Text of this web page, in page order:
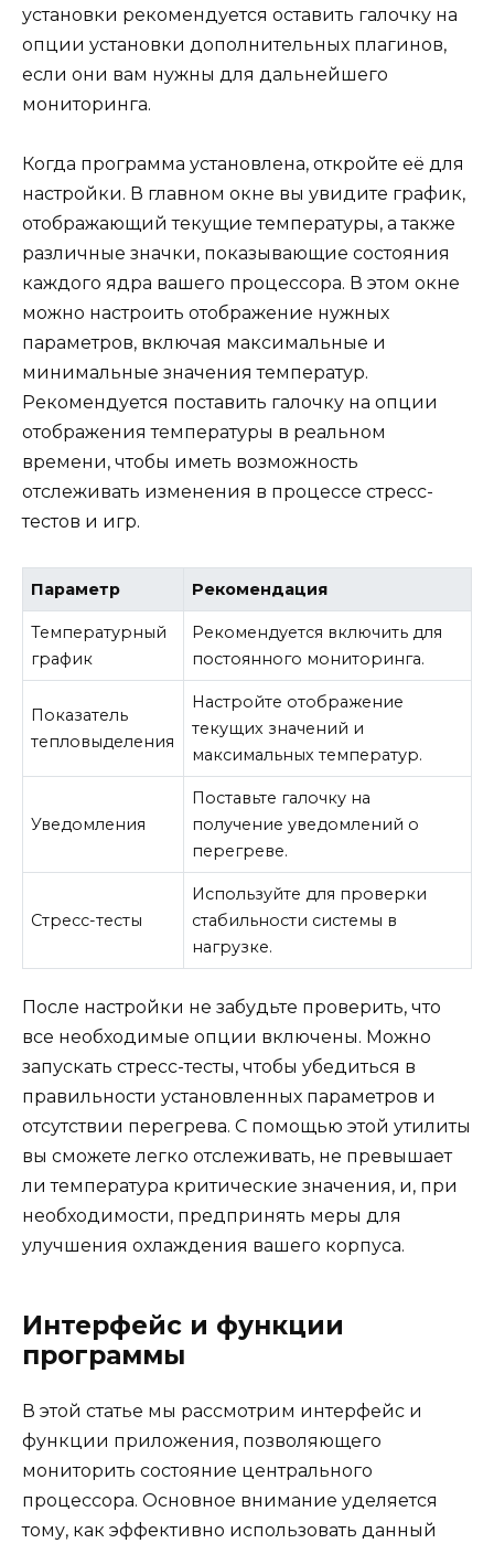
установки рекомендуется оставить галочку на
опции установки дополнительных плагинов,
если они вам нужны для дальнейшего
мониторинга.
Когда программа установлена, откройте её для
настройки. В главном окне вы увидите график,
отображающий текущие температуры, а также
различные значки, показывающие состояния
каждого ядра вашего процессора. В этом окне
можно настроить отображение нужных
параметров, включая максимальные и
минимальные значения температур.
Рекомендуется поставить галочку на опции
отображения температуры в реальном
времени, чтобы иметь возможность
отслеживать изменения в процессе стресс-
тестов и игр.
Параметр Рекомендация
Температурный
график
Рекомендуется включить для
постоянного мониторинга.
Показатель
тепловыделения
Настройте отображение
текущих значений и
максимальных температур.
Уведомления
Поставьте галочку на
получение уведомлений о
перегреве.
Стресс-тесты
Используйте для проверки
стабильности системы в
нагрузке.
После настройки не забудьте проверить, что
все необходимые опции включены. Можно
запускать стресс-тесты, чтобы убедиться в
правильности установленных параметров и
отсутствии перегрева. С помощью этой утилиты
вы сможете легко отслеживать, не превышает
ли температура критические значения, и, при
необходимости, предпринять меры для
улучшения охлаждения вашего корпуса.
Интерфейс и функции
программы
В этой статье мы рассмотрим интерфейс и
функции приложения, позволяющего
мониторить состояние центрального
процессора. Основное внимание уделяется
тому, как эффективно использовать данный